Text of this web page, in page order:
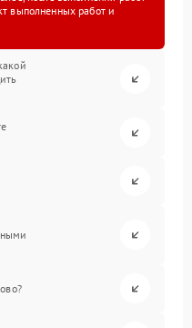
выполненных работ и